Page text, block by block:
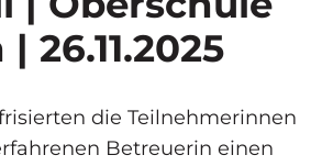
26.11.2025
die Teilnehmerinnen
Betreuerin einen